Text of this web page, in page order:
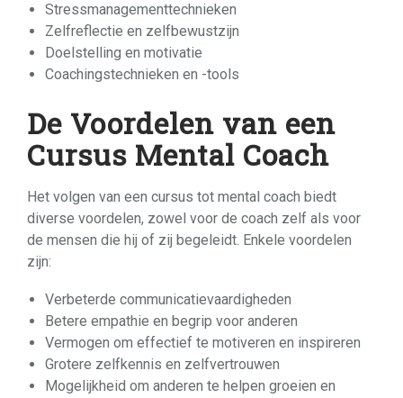
Stressmanagementtechnieken
Zelfreflectie en zelfbewustzijn
Doelstelling en motivatie
Coachingstechnieken en -tools
De Voordelen van een
Cursus Mental Coach
Het volgen van een cursus tot mental coach biedt
diverse voordelen, zowel voor de coach zelf als voor
de mensen die hij of zij begeleidt. Enkele voordelen
zijn:
Verbeterde communicatievaardigheden
Betere empathie en begrip voor anderen
Vermogen om effectief te motiveren en inspireren
Grotere zelfkennis en zelfvertrouwen
Mogelijkheid om anderen te helpen groeien en